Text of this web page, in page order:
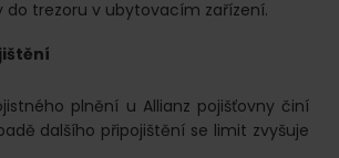
do trezoru v ubytovacím zařízení.
plnění u Allianz pojišťovny činí
dalšího připojištění se limit zvyšuje